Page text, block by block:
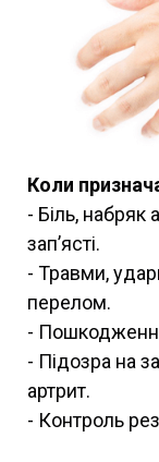
Коли
- Біль, набряк
зап’ясті.
- Травми,
перелом.
-
- Підозра на
артрит.
- Контроль